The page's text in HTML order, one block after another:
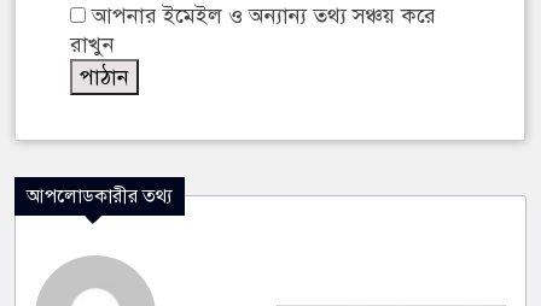
আপনার ইমেইল ও অন্যান্য তথ্য সঞ্চয় করে
রাখুন
আপলোডকারীর তথ্য